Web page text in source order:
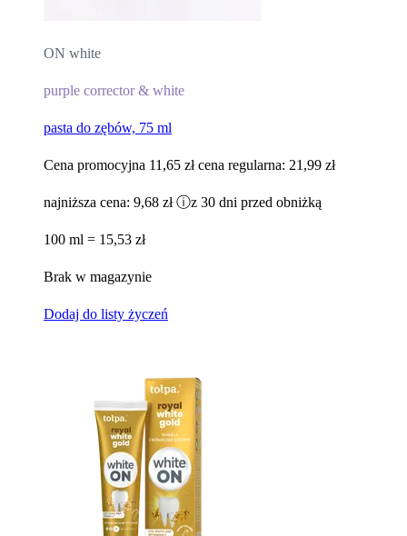
ON white
purple corrector & white
pasta do zębów, 75 ml
Cena promocyjna 11,65 zł cena regularna: 21,99 zł
najniższa cena: 9,68 zł ⓘz 30 dni przed obniżką
100 ml = 15,53 zł
Brak w magazynie
Dodaj do listy życzeń